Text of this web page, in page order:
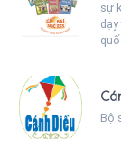
sự
Bộ